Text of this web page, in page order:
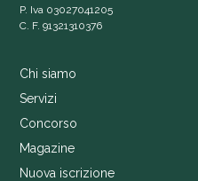
P. Iva 03027041205
C. F. 91321310376
Chi siamo
Servizi
Concorso
Magazine
Nuova iscrizione